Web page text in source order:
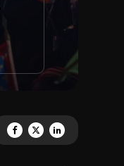
Partagez 'La meilleure danse
Partagez 'La meilleure
Partagez 'La